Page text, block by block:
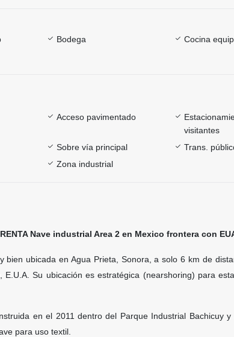
Bodega
Cocina
Acceso pavimentado
visitantes
Sobre vía principal
Trans.
Zona industrial
Nave industrial Area 2 en Mexico frontera con
bien ubicada en Agua Prieta, Sonora, a solo 6 km de
E.U.A. Su ubicación es estratégica (nearshoring) para
en el 2011 dentro del Parque Industrial Bachicuy y
para uso textil.